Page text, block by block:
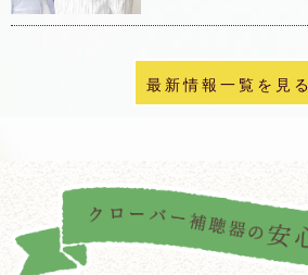
最新情報一覧を見る